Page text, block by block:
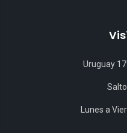
Uruguay
Lunes a